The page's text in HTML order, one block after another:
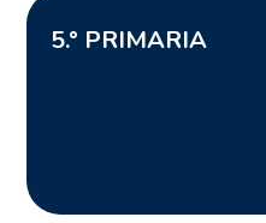
5.° PRIMARIA